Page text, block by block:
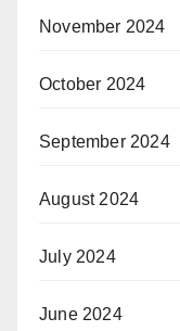
November 2024
October 2024
September 2024
August 2024
July 2024
June 2024